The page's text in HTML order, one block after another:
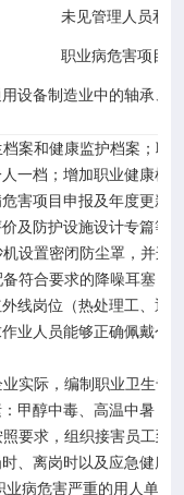
未见管理人员和
职业病危害项目
设备制造业中的轴承、
案和健康监护档案；职
一档；增加职业健康检
害项目申报及年度更新
及防护设施设计专篇等。
设置密闭防尘罩，并连
符合要求的降噪耳塞，
线岗位（热处理工、退
业人员能够正确佩戴个
实际，编制职业卫生专
甲醇中毒、高温中暑，
要求，组织接害员工到
、离岗时以及应急健康
业病危害严重的用人单位